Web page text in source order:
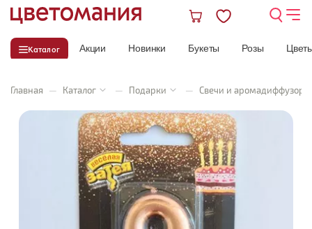
Каталог Акции Новинки Букеты Розы
Главная — Каталог — Подарки — Свечи и аромадиффузоры